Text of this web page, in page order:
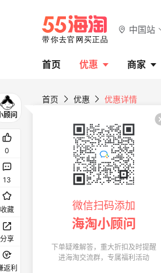
中国站
首页 优惠 商家
首页 优惠 优惠详情
0
13
收藏
分享
返利
微信扫码添加
海淘小顾问
下单疑难解答，重大折扣及时提醒
进海淘交流群，专属福利活动